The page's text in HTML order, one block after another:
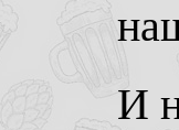
И